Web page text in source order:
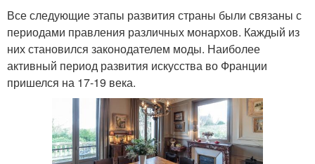
Все следующие этапы развития страны были связаны с
периодами правления различных монархов. Каждый из
них становился законодателем моды. Наиболее
активный период развития искусства во Франции
пришелся на 17-19 века.